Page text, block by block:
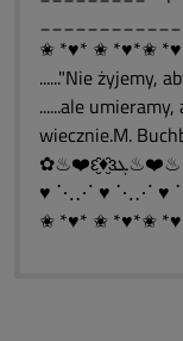
✬ *♥* ✬ *♥*✬
......"Nie żyjemy,
......ale umieramy,
wiecznie.M.
♥ ⋱⋰ ♥ ⋱⋰ ♥
✬ *♥* ✬ *♥*✬